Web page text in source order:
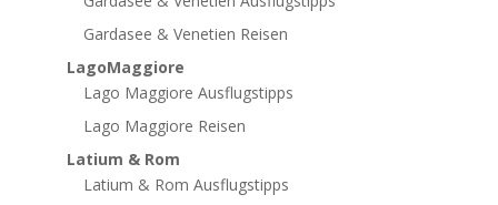
Gardasee & Venetien Reisen
LagoMaggiore
Lago Maggiore Ausflugstipps
Lago Maggiore Reisen
Latium & Rom
Latium & Rom Ausflugstipps